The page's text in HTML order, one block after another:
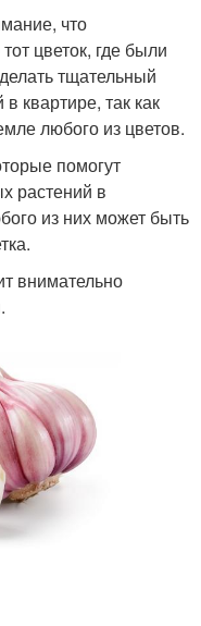
что
цветок, где были
тщательный
квартире, так как
любого из цветов.
помогут
растений в
из них может быть
внимательно